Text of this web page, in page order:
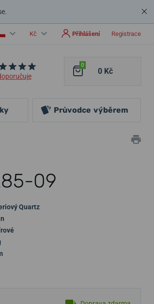
Kč Přihlášení Registrace
0
0 Kč
Průvodce výběrem
09
Quartz